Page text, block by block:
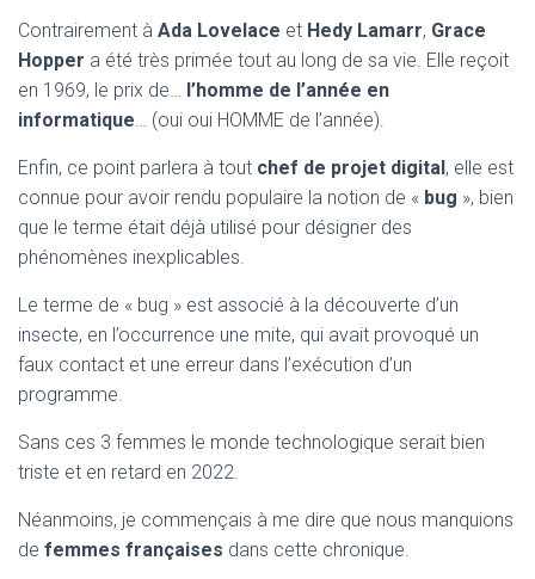
Contrairement à Ada Lovelace et Hedy Lamarr, Grace
Hopper a été très primée tout au long de sa vie. Elle reçoit
en 1969, le prix de… l’homme de l’année en
informatique… (oui oui HOMME de l’année).
Enfin, ce point parlera à tout chef de projet digital, elle est
connue pour avoir rendu populaire la notion de « bug », bien
que le terme était déjà utilisé pour désigner des
phénomènes inexplicables.
Le terme de « bug » est associé à la découverte d’un
insecte, en l’occurrence une mite, qui avait provoqué un
faux contact et une erreur dans l’exécution d’un
programme.
Sans ces 3 femmes le monde technologique serait bien
triste et en retard en 2022.
Néanmoins, je commençais à me dire que nous manquions
de femmes françaises dans cette chronique.